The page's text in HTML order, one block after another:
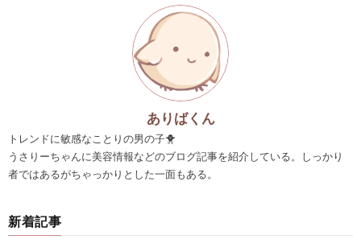
ありばくん
トレンドに敏感なことりの男の子🐥
うさりーちゃんに美容情報などのブログ記事を紹介している。しっかり
者ではあるがちゃっかりとした一面もある。
新着記事